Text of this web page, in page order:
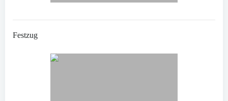
Festzug